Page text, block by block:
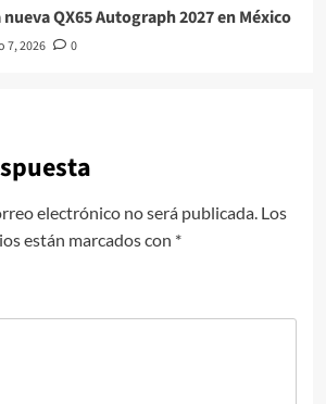
QX65 Autograph 2027 en México
7, 2026 0
electrónico no será publicada. Los
están marcados con *